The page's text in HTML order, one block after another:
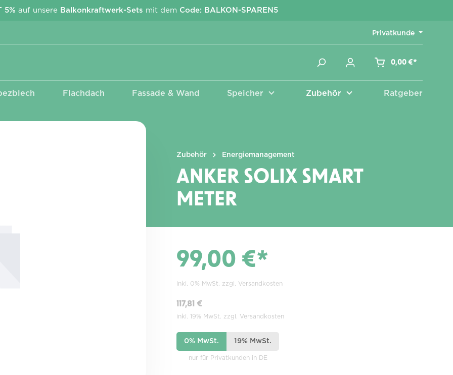
5% auf unsere Balkonkraftwerk-Sets mit dem Code: BALKON-SPAREN5
Privatkunde
0,00 €*
Flachdach Fassade & Wand Speicher Zubehör Ratgeber
Kabel & Stecker
Zubehör Energiemanagement
ANKER SOLIX SMART
METER
99,00 €*
inkl. 0% MwSt. zzgl. Versandkosten
117,81 €
inkl. 19% MwSt. zzgl. Versandkosten
0% MwSt. 19% MwSt.
nur für Privatkunden in DE